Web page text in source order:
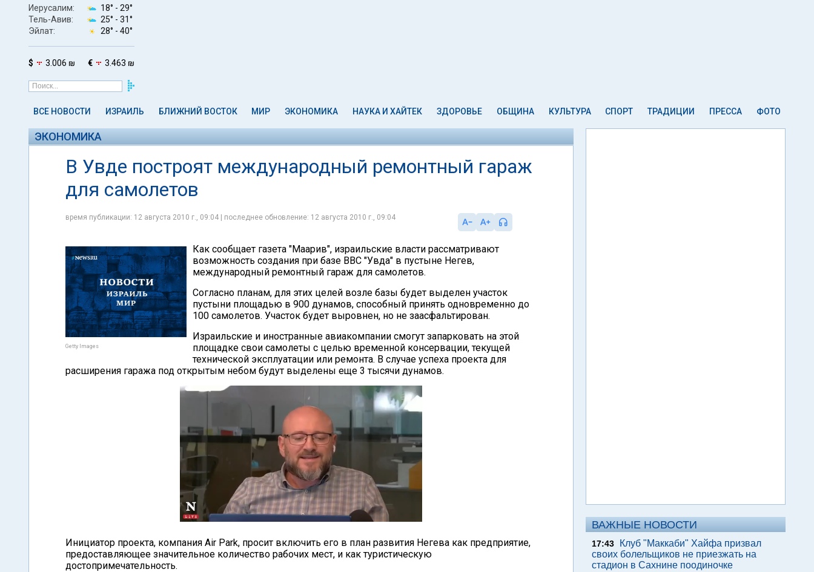
Иерусалим: 18° - 29°
Тель-Авив:
25° - 31°
Эйлат:
28° - 40°
$ 3.006 ₪ € 3.463 ₪
ВСЕ НОВОСТИ ИЗРАИЛЬ БЛИЖНИЙ ВОСТОК МИР ЭКОНОМИКА НАУКА И ХАЙТЕК ЗДОРОВЬЕ ОБЩИНА КУЛЬТУРА СПОРТ ТРАДИЦИИ ПРЕССА ФОТО
ЭКОНОМИКА
В Увде построят международный ремонтный гараж
для самолетов
время публикации: 12 августа 2010 г., 09:04 | последнее обновление: 12 августа 2010 г., 09:04
Getty Images
Как сообщает газета "Маарив", израильские власти рассматривают
возможность создания при базе ВВС "Увда" в пустыне Негев,
международный ремонтный гараж для самолетов.
Согласно планам, для этих целей возле базы будет выделен участок
пустыни площадью в 900 дунамов, способный принять одновременно до
100 самолетов. Участок будет выровнен, но не заасфальтирован.
Израильские и иностранные авиакомпании смогут запарковать на этой
площадке свои самолеты с целью временной консервации, текущей
технической эксплуатации или ремонта. В случае успеха проекта для
расширения гаража под открытым небом будут выделены еще 3 тысячи дунамов.
Инициатор проекта, компания Air Park, просит включить его в план развития Негева как предприятие,
предоставляющее значительное количество рабочих мест, и как туристическую
достопримечательность.
ВАЖНЫЕ НОВОСТИ
17:43
Клуб "Маккаби" Хайфа призвал
своих болельщиков не приезжать на
стадион в Сахнине поодиночке